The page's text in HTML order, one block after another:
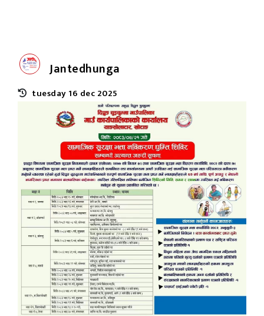
Jantedhunga
tuesday 16 dec 2025